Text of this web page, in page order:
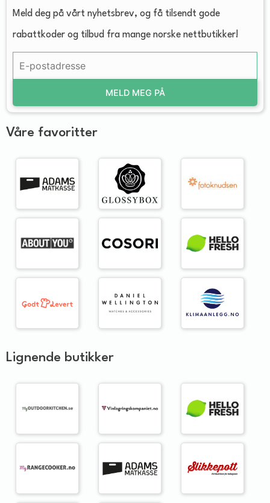
Meld deg på vårt nyhetsbrev, og få tilsendt gode
rabattkoder og tilbud fra mange norske nettbutikker!
MELD MEG PÅ
Våre favoritter
Lignende butikker